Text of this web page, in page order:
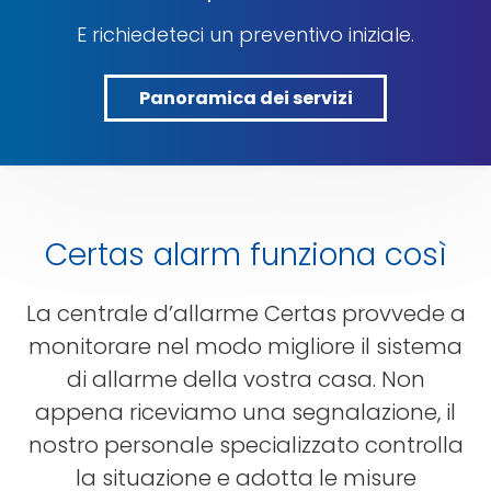
E richiedeteci un preventivo iniziale.
Panoramica dei servizi
dei
Certas alarm funziona così
La centrale d’allarme Certas provvede a
monitorare nel modo migliore il sistema
di allarme della vostra casa. Non
appena riceviamo una segnalazione, il
nostro personale specializzato controlla
la situazione e adotta le misure